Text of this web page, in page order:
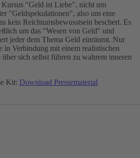
Kursus "Geld ist Liebe", nicht um
"Geldspekulationen", also um eine
kein Reichtumsbewusstsein beschert. Es
um das "Wesen von Geld" und
jeder dem Thema Geld einräumt. Nur
in Verbindung mit einem realistischen
über sich selbst führen zu wahrem inneren
Kit: Download Pressematerial